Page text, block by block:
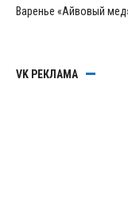
Варенье «Айвовый
VK РЕКЛАМА